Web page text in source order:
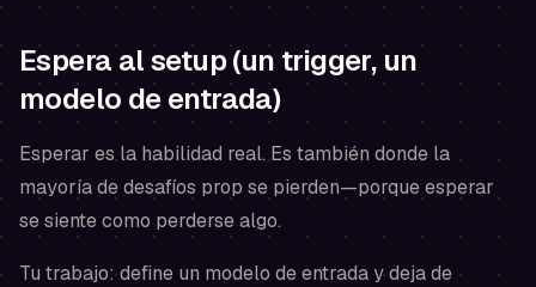
Espera al setup (un trigger, un
modelo de entrada)
Esperar es la habilidad real. Es también donde la
mayoría de desafíos prop se pierden—porque esperar
se siente como perderse algo.
Tu trabajo: define un modelo de entrada y deja de